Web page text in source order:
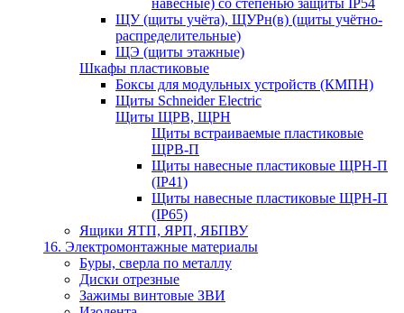
ЩУ (щиты учёта), ЩУРн(в) (щиты учётно-
распределительные)
ЩЭ (щиты этажные)
Шкафы пластиковые
Боксы для модульных устройств (КМПН)
Щиты Schneider Electric
Щиты ЩРВ, ЩРН
Щиты встраиваемые пластиковые
ЩРВ-П
Щиты навесные пластиковые ЩРН-П
(IP41)
Щиты навесные пластиковые ЩРН-П
(IP65)
Ящики ЯТП, ЯРП, ЯБПВУ
16. Электромонтажные материалы
Буры, сверла по металлу
Диски отрезные
Зажимы винтовые ЗВИ